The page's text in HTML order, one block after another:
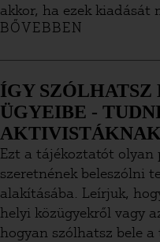
akkor, ha ezek kiadását
BŐVEBBEN
ÍGY SZÓLHATSZ
ÜGYEIBE -
AKTIVISTÁKNAK
Ezt a tájékoztatót olyan
szeretnének beleszólni
alakításába. Leírjuk,
helyi közügyekről vagy
hogyan szólhatsz bele